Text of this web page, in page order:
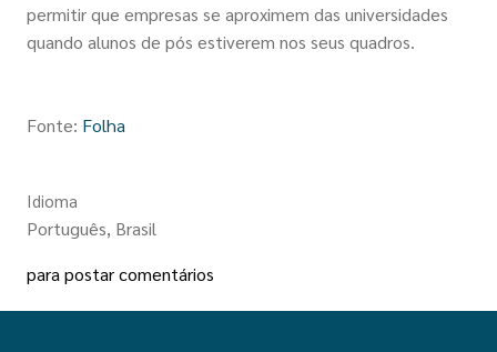
Deprecated function
permitir que empresas se aproximem das universidades
quando alunos de pós estiverem nos seus quadros.
Fonte: Folha
Idioma
Português, Brasil
para postar comentários